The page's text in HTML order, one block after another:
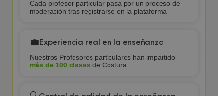
Cada profesor particular pasa por un proceso de
moderación tras registrarse en la plataforma
💼Experiencia real en la enseñanza
Nuestros Profesores particulares han impartido
más de 100 clases de Costura